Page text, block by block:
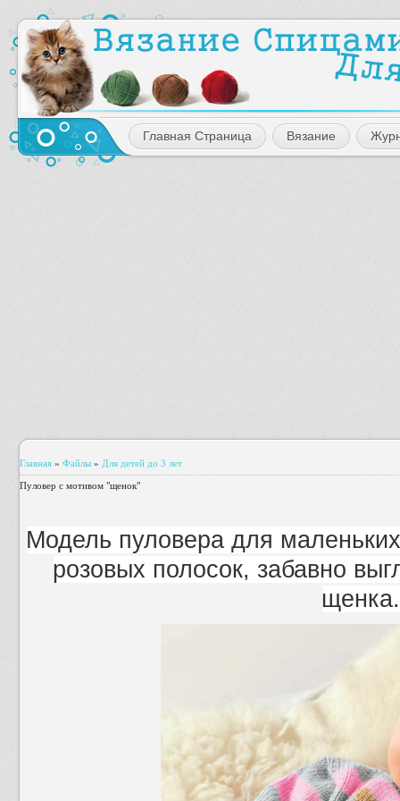
Главная Страница Вязание
Главная » Файлы » Для детей до 3 лет
Пуловер с мотивом "щенок"
Модель пуловера для
розовых полосок, забавно
щенка.